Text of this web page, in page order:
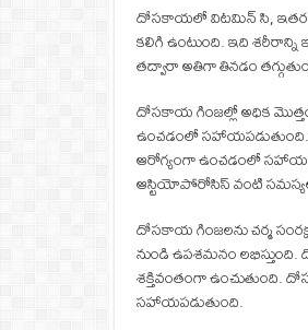
దోసకాయలో విటమిన్ సి, ఇతర
కలిగి ఉంటుంది. ఇది శరీరాన్ని
తద్వారా అతిగా తినడం
దోసకాయ గింజల్లో అధిక
ఉంచడంలో
ఆరోగ్యంగా ఉంచడంలో
ఆస్టియోపోరోసిస్ వంటి
దోసకాయ గింజలను చర్మ
నుండి ఉపశమనం
శక్తివంతంగా
సహాయపడుతుంది.